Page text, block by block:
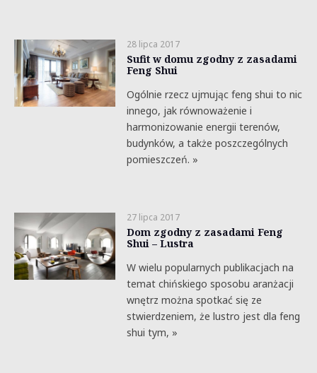
28 lipca 2017
Sufit w domu zgodny z zasadami
Feng Shui
Ogólnie rzecz ujmując feng shui to nic
innego, jak równoważenie i
harmonizowanie energii terenów,
budynków, a także poszczególnych
pomieszczeń. »
27 lipca 2017
Dom zgodny z zasadami Feng
Shui – Lustra
W wielu popularnych publikacjach na
temat chińskiego sposobu aranżacji
wnętrz można spotkać się ze
stwierdzeniem, że lustro jest dla feng
shui tym, »